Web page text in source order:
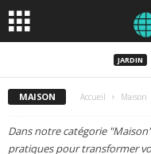
JARDIN
MAISON Accueil Maison
Dans notre catégorie
pratiques pour transformer